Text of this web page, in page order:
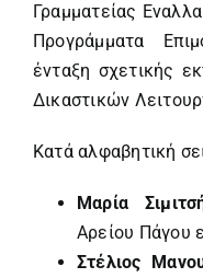
Γραμματείας
Προγράμματα
ένταξη σχετικής
Δικαστικών
Κατά αλφαβητική
Μαρία
Αρείου Πάγου
Στέλιος